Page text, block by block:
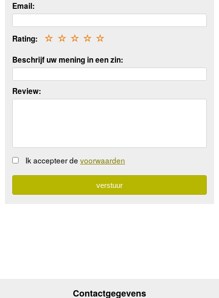
Email:
Rating: ☆
☆
☆
☆
☆
Beschrijf uw mening in een zin:
Review:
Ik accepteer de voorwaarden
Contactgegevens